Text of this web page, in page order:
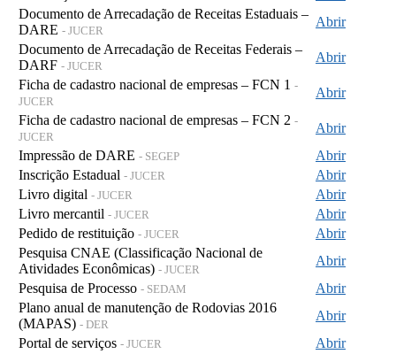
Documento de Arrecadação de Receitas Estaduais –
DARE - JUCER
Abrir
Documento de Arrecadação de Receitas Federais –
DARF - JUCER
Abrir
Ficha de cadastro nacional de empresas – FCN 1 -
JUCER
Abrir
Ficha de cadastro nacional de empresas – FCN 2 -
JUCER
Abrir
Impressão de DARE - SEGEP
Abrir
Inscrição Estadual - JUCER
Abrir
Livro digital - JUCER
Abrir
Livro mercantil - JUCER
Abrir
Pedido de restituição - JUCER
Abrir
Pesquisa CNAE (Classificação Nacional de
Atividades Econômicas) - JUCER
Abrir
Pesquisa de Processo - SEDAM
Abrir
Plano anual de manutenção de Rodovias 2016
(MAPAS) - DER
Abrir
Portal de serviços - JUCER
Abrir